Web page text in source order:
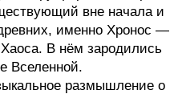
вне начала и
именно Хронос —
В нём зародились
Вселенной.
размышление о